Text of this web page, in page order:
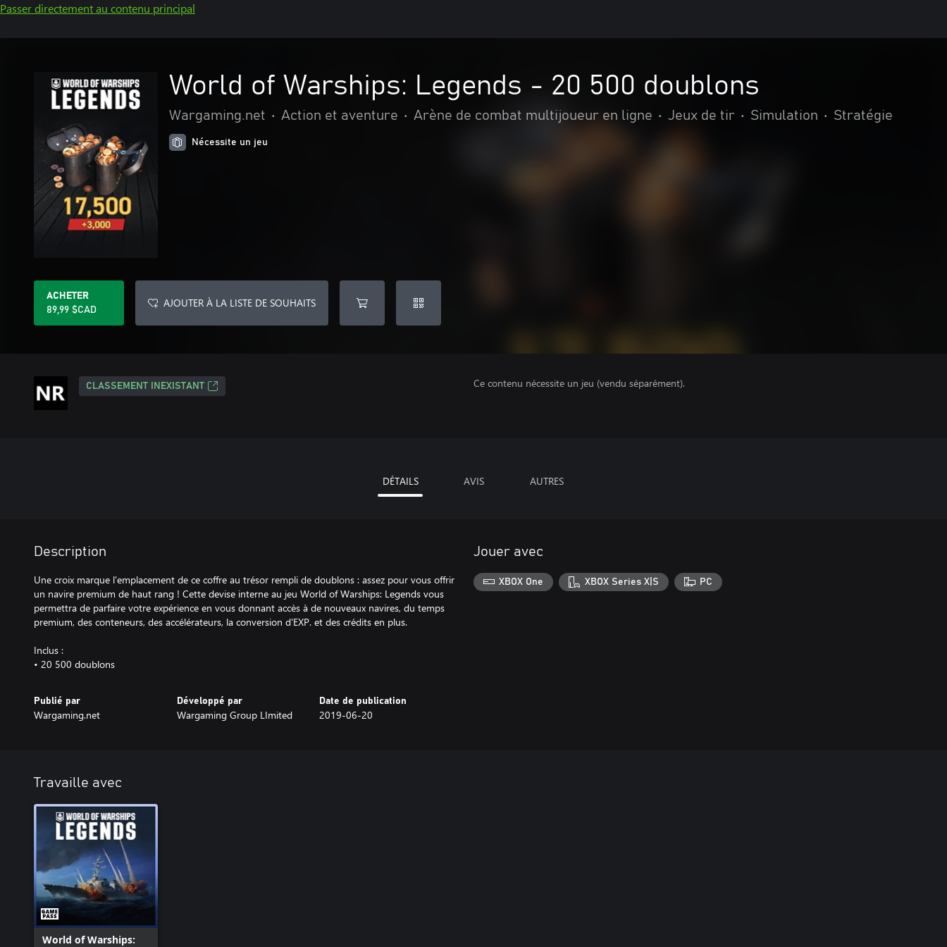
Passer directement au contenu principal
World of Warships: Legends - 20 500 doublons
Wargaming.net • Action et aventure • Arène de combat multijoueur en ligne • Jeux de tir • Simulation • Stratégie
Nécessite un jeu
ACHETER
89,99 $CAD
AJOUTER À LA LISTE DE SOUHAITS
CLASSEMENT INEXISTANT Ce contenu nécessite un jeu (vendu séparément).
DÉTAILS AVIS AUTRES
Description
Une croix marque l'emplacement de ce coffre au trésor rempli de doublons : assez pour vous offrir
un navire premium de haut rang ! Cette devise interne au jeu World of Warships: Legends vous
permettra de parfaire votre expérience en vous donnant accès à de nouveaux navires, du temps
premium, des conteneurs, des accélérateurs, la conversion d'EXP. et des crédits en plus.
Inclus :
• 20 500 doublons
Publié par
Wargaming.net
Développé par
Wargaming Group LImited
Date de publication
2019-06-20
Jouer avec
XBOX One XBOX Series X|S PC
Travaille avec
World of Warships: